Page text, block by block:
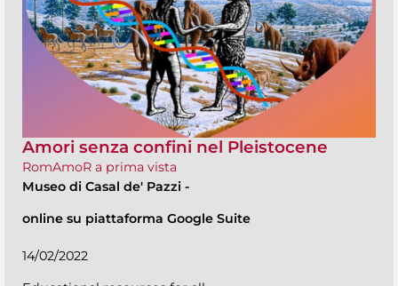
Amori senza confini nel Pleistocene
RomAmoR a prima vista
Museo di Casal de' Pazzi -
online su piattaforma Google Suite
14/02/2022